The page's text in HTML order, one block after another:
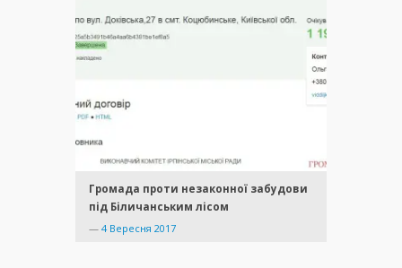
Громада проти незаконної забудови
під Біличанським лісом
— 4 Вересня 2017